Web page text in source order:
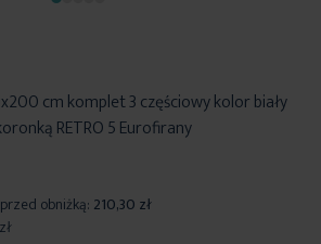
cm komplet 3 częściowy kolor biały
RETRO 5 Eurofirany
obniżką: 210,30 zł